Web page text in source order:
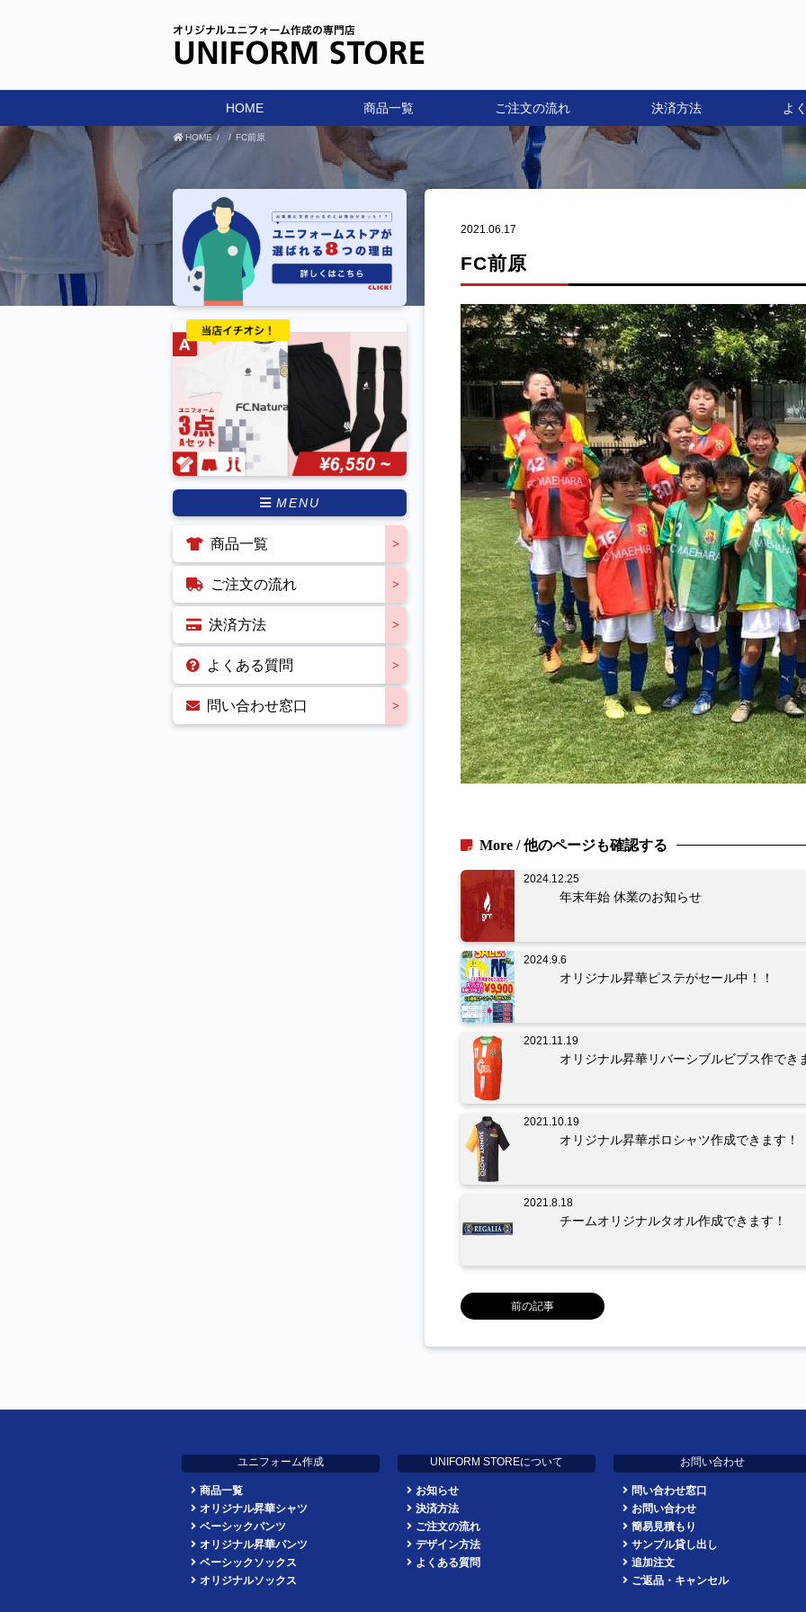
HOME 商品一覧 ご注文の流れ 決済方法 よ
HOME FC前原
2021.06.17
FC前原
More / 他のページも確認する
2024.12.25
年末年始 休業のお知らせ
2024.9.6
オリジナル昇華ピステがセール中！！
2021.11.19
オリジナル昇華リバーシブルビブス作でき
2021.10.19
オリジナル昇華ポロシャツ作成できます！
2021.8.18
チームオリジナルタオル作成できます！
前の記事
MENU
商品一覧
ご注文の流れ
決済方法
よくある質問
問い合わせ窓口
ユニフォーム作成
商品一覧
オリジナル昇華シャツ
ベーシックパンツ
オリジナル昇華パンツ
ベーシックソックス
オリジナルソックス
UNIFORM STOREについて
お知らせ
決済方法
ご注文の流れ
デザイン方法
よくある質問
お問い合わせ
問い合わせ窓口
お問い合わせ
簡易見積もり
サンプル貸し出し
追加注文
ご返品・キャンセル